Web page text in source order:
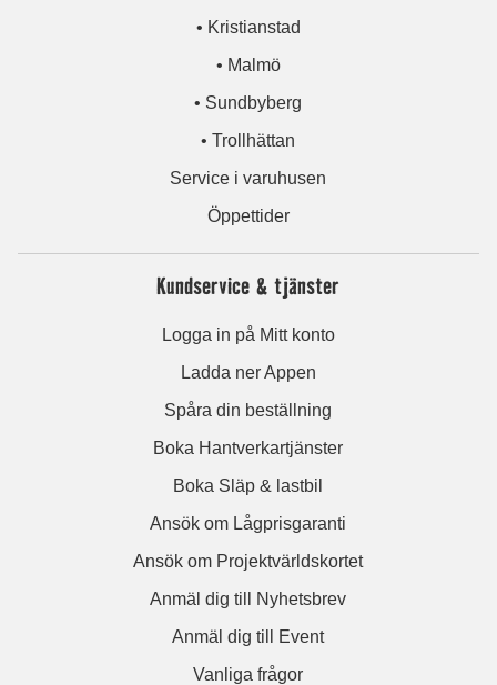
• Kristianstad
• Malmö
• Sundbyberg
• Trollhättan
Service i varuhusen
Öppettider
Kundservice & tjänster
Logga in på Mitt konto
Ladda ner Appen
Spåra din beställning
Boka Hantverkartjänster
Boka Släp & lastbil
Ansök om Lågprisgaranti
Ansök om Projektvärldskortet
Anmäl dig till Nyhetsbrev
Anmäl dig till Event
Vanliga frågor